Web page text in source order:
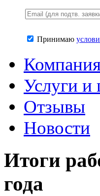
Принимаю
Услуги и
Отзывы
Новости
Итоги
года